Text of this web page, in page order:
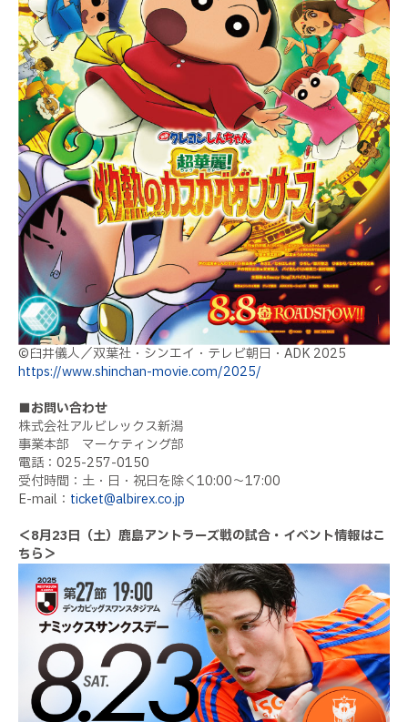
©臼井儀人／双葉社・シンエイ・テレビ朝日・ ADK 2025
https://www.shinchan-movie.com/2025/
■お問い合わせ
株式会社アルビレックス新潟
事業本部 マーケティング部
電話： 025-257-0150
受付時間：土・日・祝日を除く10:00〜17:00
E-mail ： ticket@albirex.co.jp
＜8月23日（土）鹿島アントラーズ戦の試合・イベント情報はこ
ちら＞